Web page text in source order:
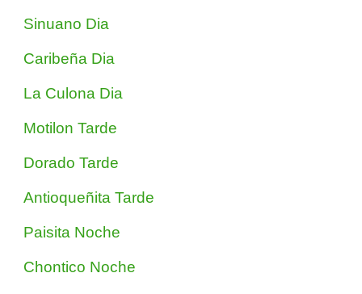
Sinuano Dia
Caribeña Dia
La Culona Dia
Motilon Tarde
Dorado Tarde
Antioqueñita Tarde
Paisita Noche
Chontico Noche